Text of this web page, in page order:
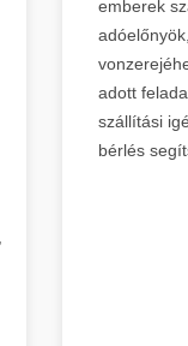
emberek
adott
szállítási
bérlés